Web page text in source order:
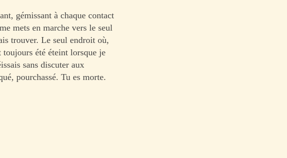
gémissant à chaque contact
mets en marche vers le seul
trouver. Le seul endroit où,
toujours été éteint lorsque je
sans discuter aux
pourchassé. Tu es morte.